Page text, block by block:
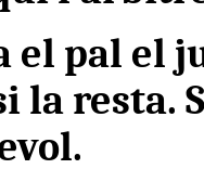
el pal el
la resta.